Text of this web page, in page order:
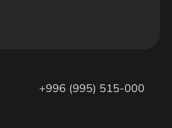
+996 (995) 515-000